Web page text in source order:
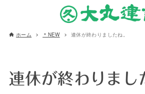
ホーム ＊NEW 連休が終わりましたね。
連休が終わりまし